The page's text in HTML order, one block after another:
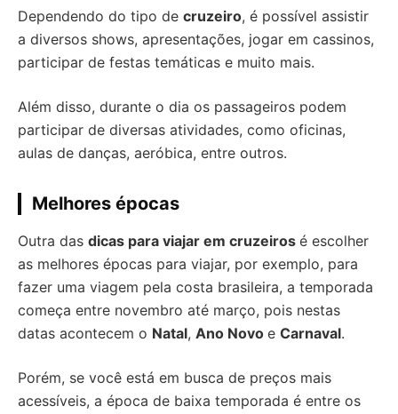
Dependendo do tipo de cruzeiro, é possível assistir
a diversos shows, apresentações, jogar em cassinos,
participar de festas temáticas e muito mais.
Além disso, durante o dia os passageiros podem
participar de diversas atividades, como oficinas,
aulas de danças, aeróbica, entre outros.
Melhores épocas
Outra das dicas para viajar em cruzeiros é escolher
as melhores épocas para viajar, por exemplo, para
fazer uma viagem pela costa brasileira, a temporada
começa entre novembro até março, pois nestas
datas acontecem o Natal, Ano Novo e Carnaval.
Porém, se você está em busca de preços mais
acessíveis, a época de baixa temporada é entre os